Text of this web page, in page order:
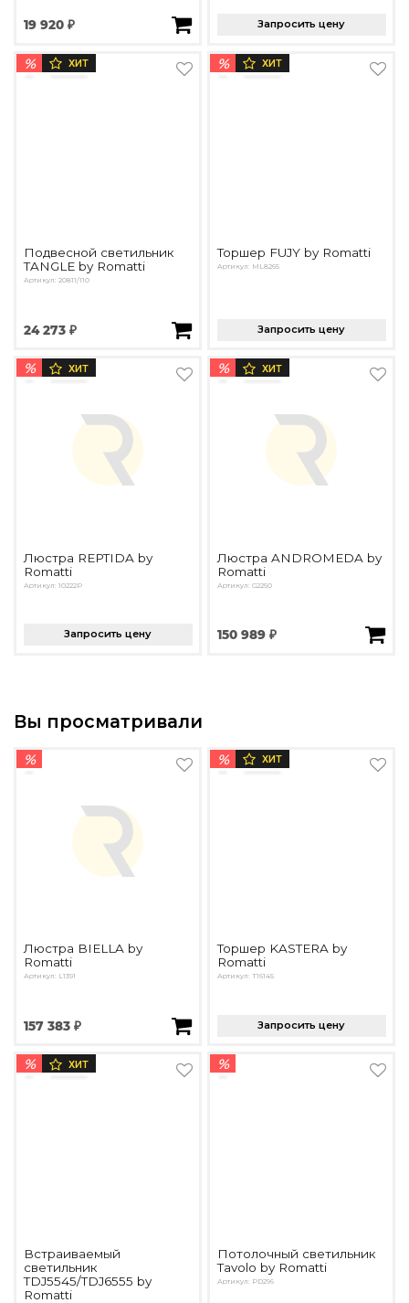
19 920 ₽ Запросить цену
% ХИТ
Подвесной светильник
TANGLE by Romatti
Артикул: 20811/110
24 273 ₽
% ХИТ
Торшер FUJY by Romatti
Артикул: ML8265
Запросить цену
% ХИТ
Люстра REPTIDA by
Romatti
Артикул: 10222P
Запросить цену
% ХИТ
Люстра ANDROMEDA by
Romatti
Артикул: G2250
150 989 ₽
Вы просматривали
%
Люстра BIELLA by
Romatti
Артикул: L1391
157 383 ₽
% ХИТ
Торшер KASTERA by
Romatti
Артикул: T16145
Запросить цену
% ХИТ
Встраиваемый
светильник
TDJ5545/TDJ6555 by
Romatti
%
Потолочный светильник
Tavolo by Romatti
Артикул: PD296